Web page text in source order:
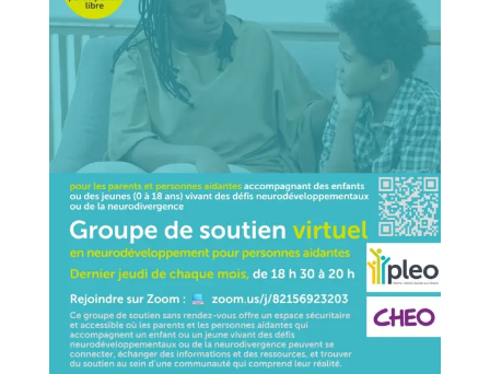
Load More Follow on Instagram